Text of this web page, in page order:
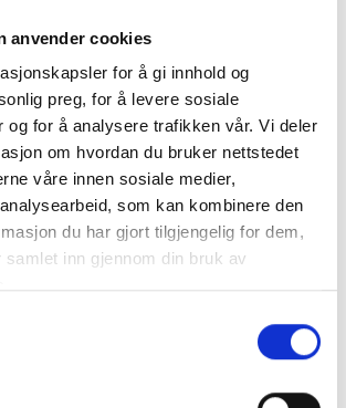
anvender cookies
for å gi innhold og
preg, for å levere sosiale
og for å analysere trafikken vår. Vi deler
om hvordan du bruker nettstedet
våre innen sosiale medier,
som kan kombinere den
du har gjort tilgjengelig for dem,
samlet inn gjennom din bruk av
karmlist